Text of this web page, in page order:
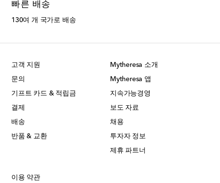
빠른 배송
130여 개 국가로 배송
고객 지원
문의
기프트 카드 & 적립금
결제
배송
반품 & 교환
Mytheresa 소개
Mytheresa 앱
지속가능경영
보도 자료
채용
투자자 정보
제휴 파트너
이용 약관